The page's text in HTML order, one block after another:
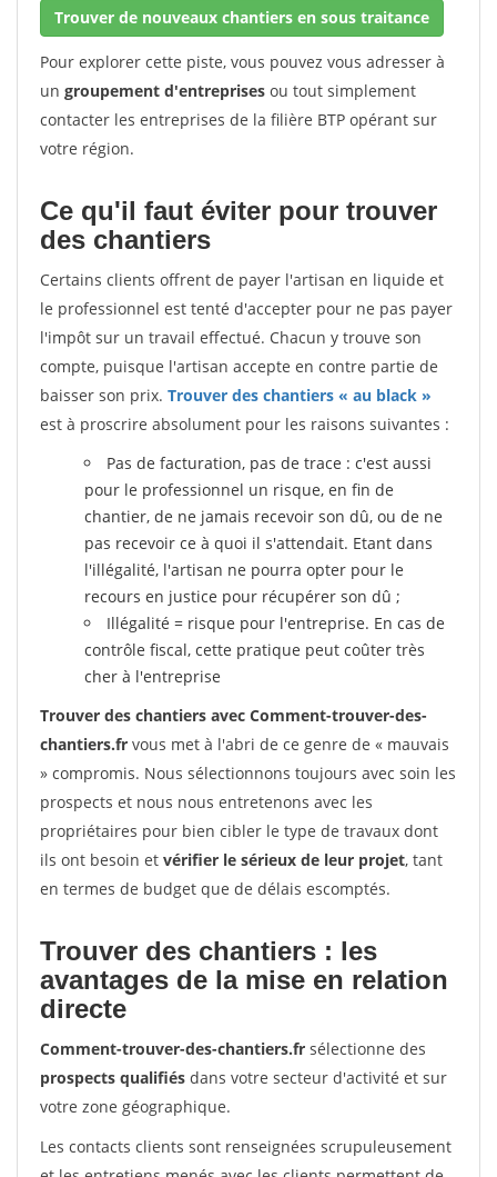
Trouver de nouveaux chantiers en sous traitance
Pour explorer cette piste, vous pouvez vous adresser à
un groupement d'entreprises ou tout simplement
contacter les entreprises de la filière BTP opérant sur
votre région.
Ce qu'il faut éviter pour trouver
des chantiers
Certains clients offrent de payer l'artisan en liquide et
le professionnel est tenté d'accepter pour ne pas payer
l'impôt sur un travail effectué. Chacun y trouve son
compte, puisque l'artisan accepte en contre partie de
baisser son prix. Trouver des chantiers « au black »
est à proscrire absolument pour les raisons suivantes :
Pas de facturation, pas de trace : c'est aussi
pour le professionnel un risque, en fin de
chantier, de ne jamais recevoir son dû, ou de ne
pas recevoir ce à quoi il s'attendait. Etant dans
l'illégalité, l'artisan ne pourra opter pour le
recours en justice pour récupérer son dû ;
Illégalité = risque pour l'entreprise. En cas de
contrôle fiscal, cette pratique peut coûter très
cher à l'entreprise
Trouver des chantiers avec Comment-trouver-des-
chantiers.fr vous met à l'abri de ce genre de « mauvais
» compromis. Nous sélectionnons toujours avec soin les
prospects et nous nous entretenons avec les
propriétaires pour bien cibler le type de travaux dont
ils ont besoin et vérifier le sérieux de leur projet, tant
en termes de budget que de délais escomptés.
Trouver des chantiers : les
avantages de la mise en relation
directe
Comment-trouver-des-chantiers.fr sélectionne des
prospects qualifiés dans votre secteur d'activité et sur
votre zone géographique.
Les contacts clients sont renseignées scrupuleusement